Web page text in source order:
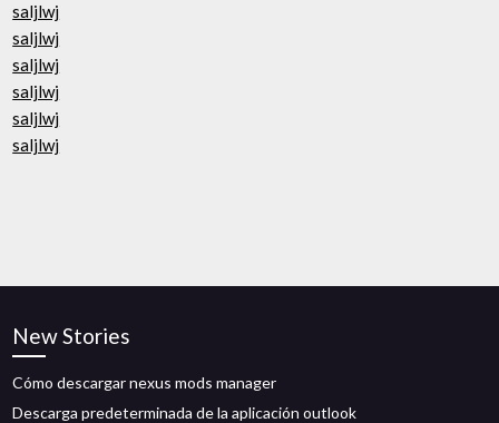
saljlwj
saljlwj
saljlwj
saljlwj
saljlwj
saljlwj
New Stories
Cómo descargar nexus mods manager
Descarga predeterminada de la aplicación outlook